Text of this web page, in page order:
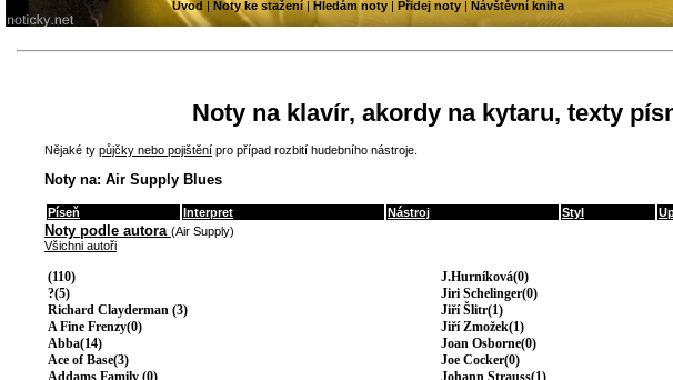
Noty na klavír, akordy na kytaru, texty
Nějaké ty půjčky nebo pojištění pro případ rozbití hudebního nástroje.
Noty na: Air Supply Blues
Píseň Interpret Nástroj Styl
Noty podle autora (Air Supply)
Všichni autoři
(110)
?(5)
Richard Clayderman (3)
A Fine Frenzy(0)
Abba(14)
Ace of Base(3)
Addams Family (0)
J.Hurníková(0)
Jiri Schelinger(0)
Jiří Šlitr(1)
Jiří Zmožek(1)
Joan Osborne(0)
Joe Cocker(0)
Johann Strauss(1)
Úvod | Noty ke stažení| Hledám noty | Přidej noty | Návštěvní kniha